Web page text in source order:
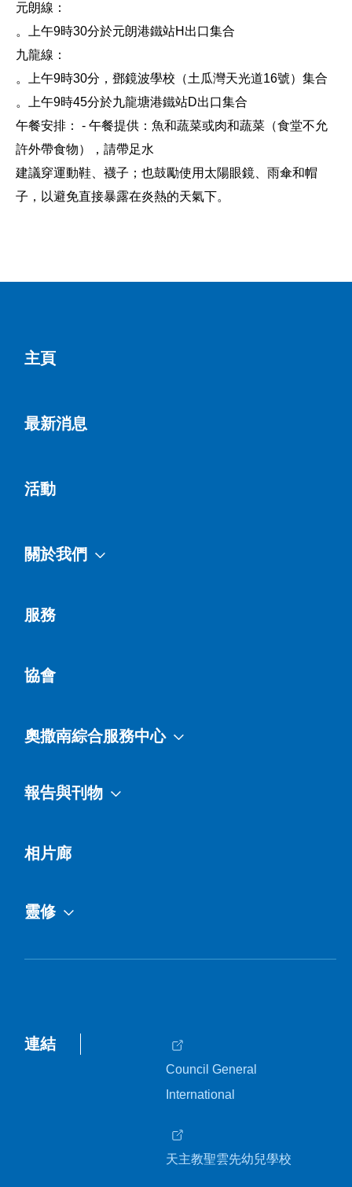
元朗線：
。上午9時30分於元朗港鐵站H出口集合
九龍線：
。上午9時30分，鄧鏡波學校（土瓜灣天光道16號）集合
。上午9時45分於九龍塘港鐵站D出口集合
午餐安排： - 午餐提供：魚和蔬菜或肉和蔬菜（食堂不允
許外帶食物），請帶足水
建議穿運動鞋、襪子；也鼓勵使用太陽眼鏡、雨傘和帽
子，以避免直接暴露在炎熱的天氣下。
主頁
最新消息
活動
關於我們
服務
協會
奧撒南綜合服務中心
報告與刊物
相片廊
靈修
連結
Council General
International
天主教聖雲先幼兒學校